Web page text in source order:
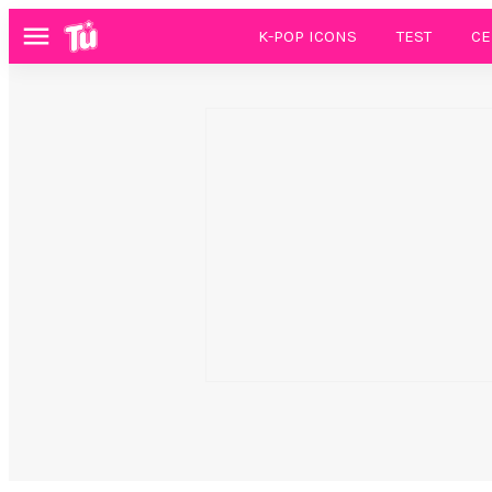
Menú K-POP ICONS TEST